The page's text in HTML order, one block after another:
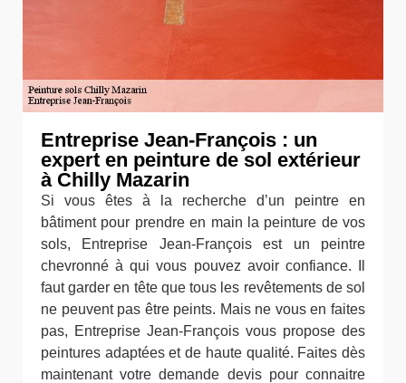
Entreprise Jean-François : un
expert en peinture de sol extérieur
à Chilly Mazarin
Si vous êtes à la recherche d’un peintre en
bâtiment pour prendre en main la peinture de vos
sols, Entreprise Jean-François est un peintre
chevronné à qui vous pouvez avoir confiance. Il
faut garder en tête que tous les revêtements de sol
ne peuvent pas être peints. Mais ne vous en faites
pas, Entreprise Jean-François vous propose des
peintures adaptées et de haute qualité. Faites dès
maintenant votre demande devis pour connaitre